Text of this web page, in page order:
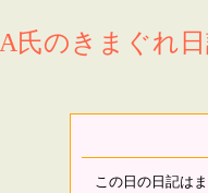
A氏のきまぐれ
この日の日記は